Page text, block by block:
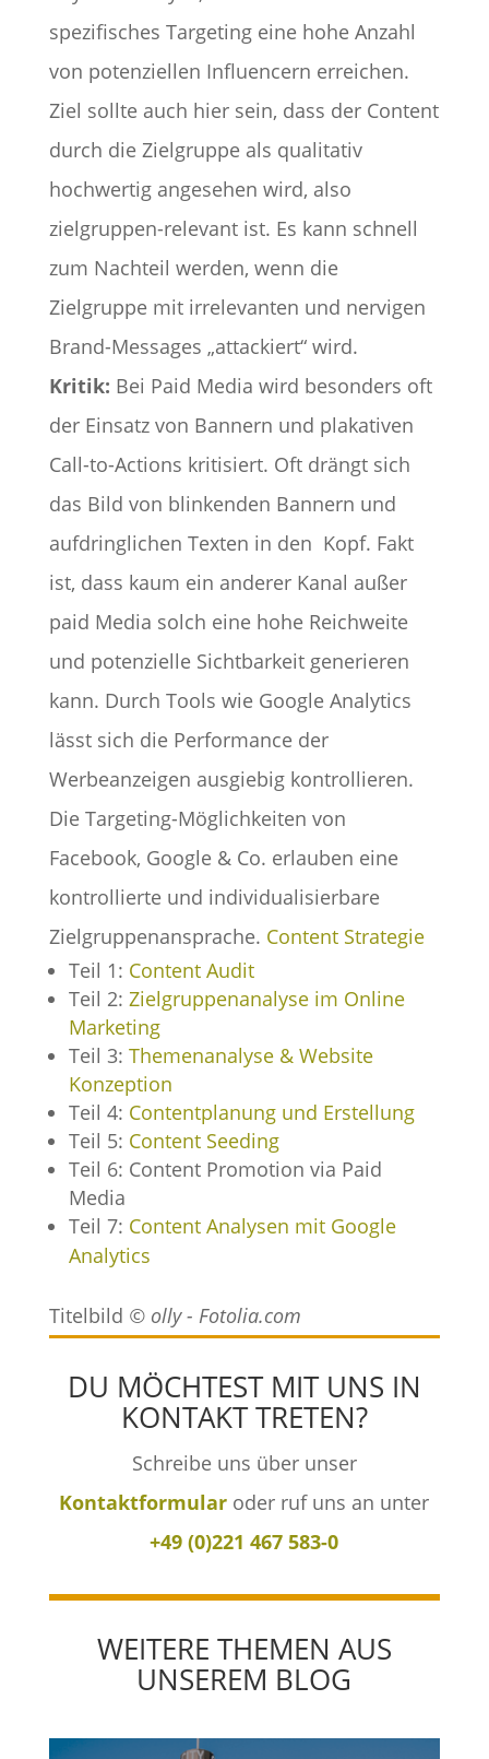
spezifisches Targeting eine hohe Anzahl
von potenziellen Influencern erreichen.
Ziel sollte auch hier sein, dass der Content
durch die Zielgruppe als qualitativ
hochwertig angesehen wird, also
zielgruppen-relevant ist. Es kann schnell
zum Nachteil werden, wenn die
Zielgruppe mit irrelevanten und nervigen
Brand-Messages „attackiert“ wird.
Kritik: Bei Paid Media wird besonders oft
der Einsatz von Bannern und plakativen
Call-to-Actions kritisiert. Oft drängt sich
das Bild von blinkenden Bannern und
aufdringlichen Texten in den Kopf. Fakt
ist, dass kaum ein anderer Kanal außer
paid Media solch eine hohe Reichweite
und potenzielle Sichtbarkeit generieren
kann. Durch Tools wie Google Analytics
lässt sich die Performance der
Werbeanzeigen ausgiebig kontrollieren.
Die Targeting-Möglichkeiten von
Facebook, Google & Co. erlauben eine
kontrollierte und individualisierbare
Zielgruppenansprache. Content Strategie
Teil 1: Content Audit
Teil 2: Zielgruppenanalyse im Online
Marketing
Teil 3: Themenanalyse & Website
Konzeption
Teil 4: Contentplanung und Erstellung
Teil 5: Content Seeding
Teil 6: Content Promotion via Paid
Media
Teil 7: Content Analysen mit Google
Analytics
Titelbild © olly - Fotolia.com
DU MÖCHTEST MIT UNS IN
KONTAKT TRETEN?
Schreibe uns über unser
Kontaktformular oder ruf uns an unter
+49 (0)221 467 583-0
WEITERE THEMEN AUS
UNSEREM BLOG